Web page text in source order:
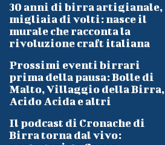
30 anni di birra artigianale,
migliaia di volti: nasce il
murale che racconta la
rivoluzione craft italiana
Prossimi eventi birrari
prima della pausa: Bolle di
Malto, Villaggio della Birra,
Acido Acida e altri
Il podcast di Cronache di
Birra torna dal vivo: